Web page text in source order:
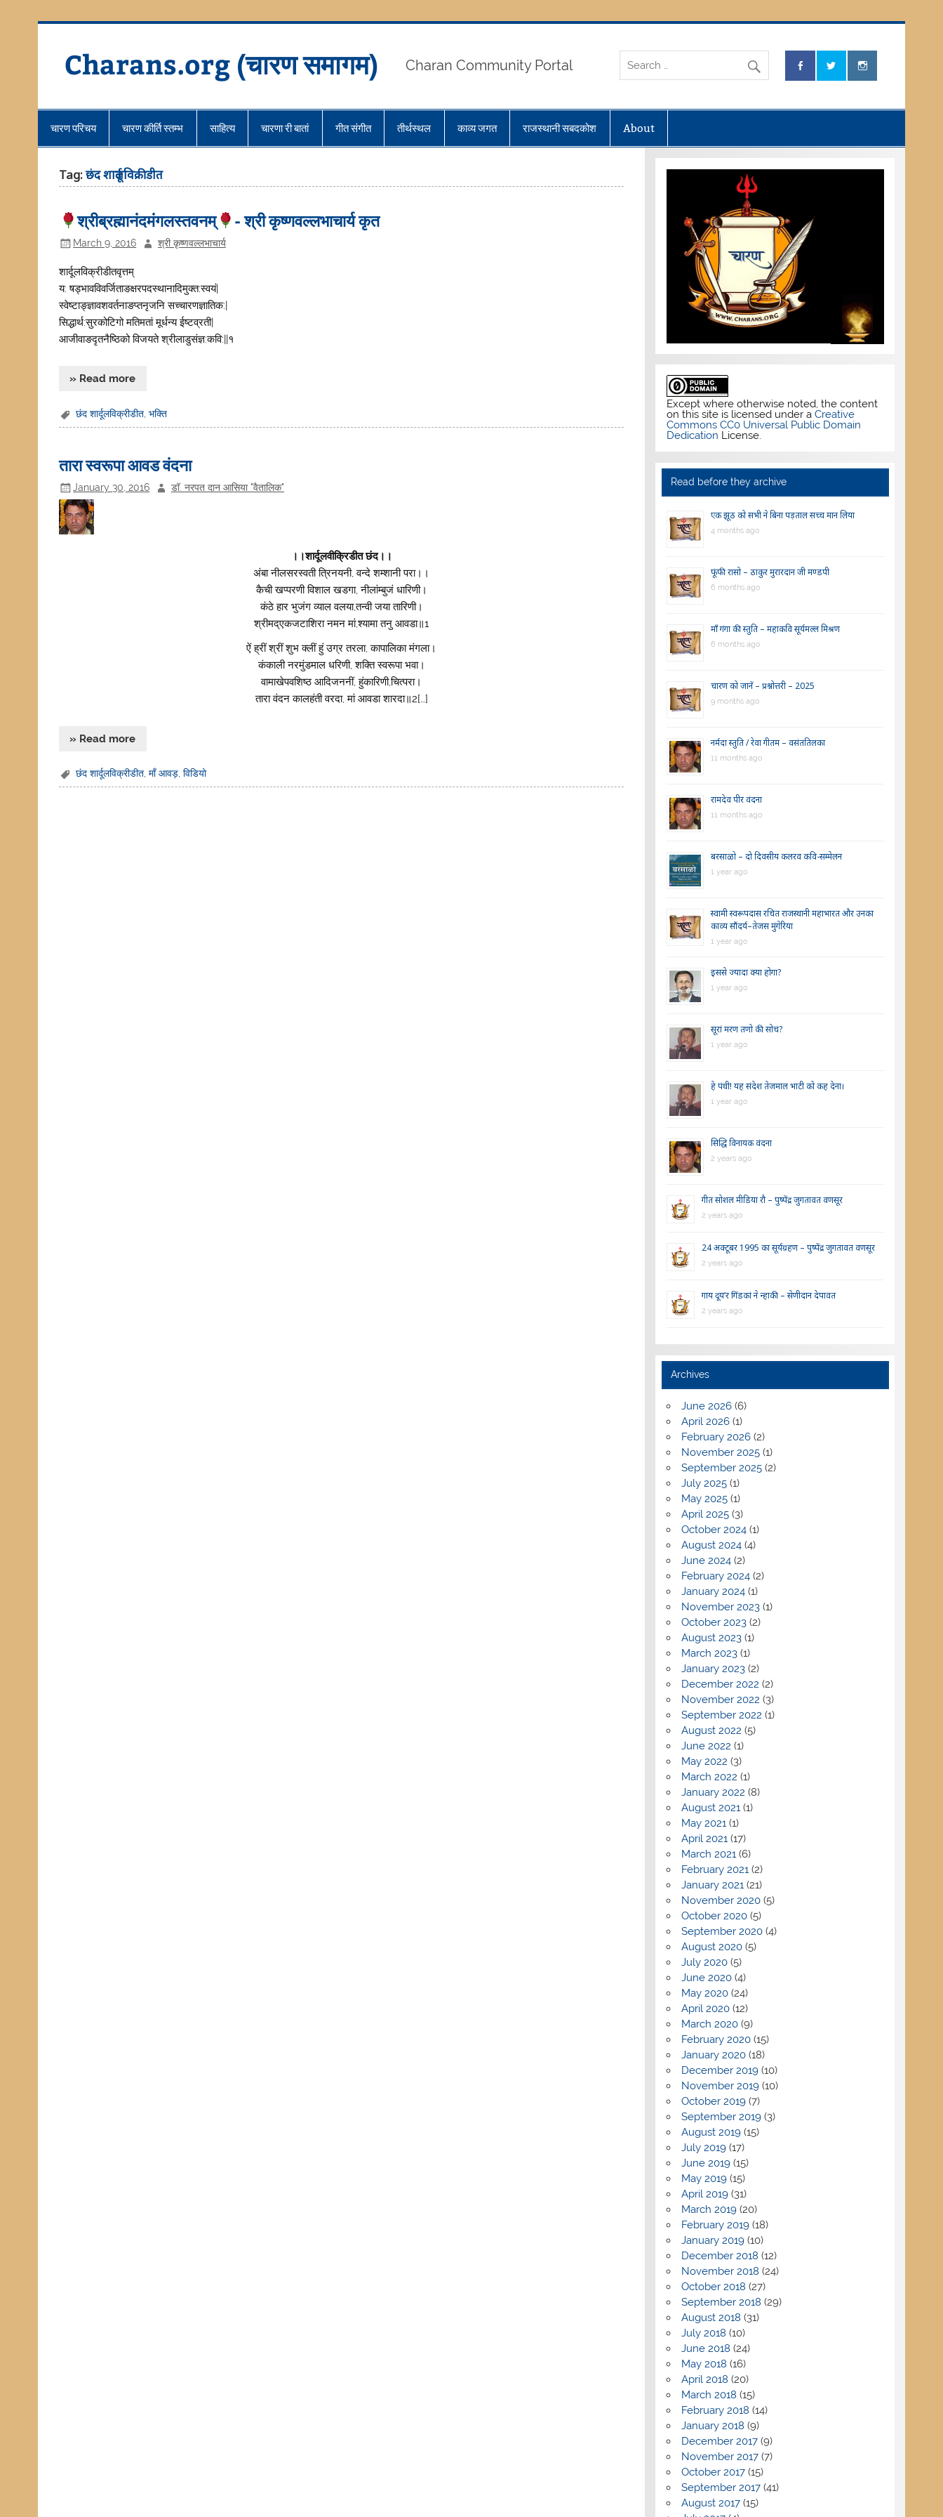
Charans.org (चारण समागम) Charan Community Portal
चारण परिचय चारण कीर्ति स्तम्भ साहित्य चारणा री बातां गीत संगीत तीर्थस्थल काव्य जगत राजस्थानी सबदकोश About
Tag:छंद शार्दूलविक्रीडीत
श्रीब्रह्मानंदमंगलस्तवनम् - श्री कृष्णवल्लभाचार्य कृत
March 9, 2016 श्री कृष्णवल्लभाचार्य
शार्दूलविक्रीडीतवृत्तम्
य: षड्भावविवर्जिताङक्षरपदस्थानादिमुक्त:स्वयं|
स्वेष्टाङ्ज्ञावशवर्तनाङप्तनृजनि सच्चारणज्ञातिक:|
सिद्धार्थ:सुरकोटिगो मतिमतां मूर्धन्य ईष्टव्रती|
आजीवाङदृतनैष्ठिको विजयते श्रीलाडुसंज्ञ:कवि:||१
» Read more
छंद शार्दूलविक्रीडीत ,भक्ति
तारा स्वरूपा आवड वंदना
January 30, 2016 डॉ. नरपत दान आसिया "वैतालिक"
।।शार्दूलवीक्रिडीत छंद।।
अंबा नीलसरस्वती त्रिनयनी, वन्दे शम्शानी परा।।
कैची खप्परणी विशाल खडगा, नीलांम्बुजं धारिणी।
कंठे हार भुजंग व्याल वलया,तन्वी जया तारिणी।
श्रीमद्एकजटाशिरा नमन मां,श्यामा तनु आवडा॥1
ऐं ह्रीं श्रीं शुभ क्लीं हुं उग्र तरला, कापालिका मंगला।
कंकाली नरमुंडमाल धरिणी, शक्ति स्वरूपा भवा।
वामाखेपवशिष्ठ आदिजननीं, हुंकारिणी,चित्परा।
तारा वंदन कालहंती वरदा, मां आवडा शारदा॥2[…]
» Read more
छंद शार्दूलविक्रीडीत ,माँ आवड़ ,विडियो
Except where otherwise noted, the content
on this site is licensed under a Creative
Commons CC0 Universal Public Domain
Dedication License.
Read before they archive
एक झूठ को सभी ने बिना पड़ताल सच्च मान लिया
4 months ago
फूंफी रासो – ठाकुर मुरारदान जी मण्डपी
6 months ago
माँ गंगा की स्तुति – महाकवि सूर्यमल्ल मिश्रण
6 months ago
चारण को जानें – प्रश्नोत्तरी – 2025
9 months ago
नर्मदा स्तुति / रेवा गीतम – वसंततिलका
11 months ago
रामदेव पीर वंदना
11 months ago
बरसाळो – दो दिवसीय कलरव कवि-सम्मेलन
1 year ago
स्वामी स्वरूपदास रचित राजस्थानी महाभारत और उनका
काव्य सौंदर्य–तेजस मुंगेरिया
1 year ago
इससे ज्यादा क्या होगा?
1 year ago
सूरां मरण तणो की सोच?
1 year ago
हे पंथी! यह संदेश तेजमाल भाटी को कह देना।
1 year ago
सिद्धि विनायक वंदना
2 years ago
गीत सोशल मीडिया रौ – पुष्पेंद्र जुगतावत वणसूर
2 years ago
24 अक्टूबर 1995 का सूर्यग्रहण – पुष्पेंद्र जुगतावत वणसूर
2 years ago
गाय दूय’र गिंडकां ने न्हाकी – सेणीदान देपावत
2 years ago
Archives
June 2026(6)
April 2026(1)
February 2026(2)
November 2025(1)
September 2025(2)
July 2025(1)
May 2025(1)
April 2025(3)
October 2024(1)
August 2024(4)
June 2024(2)
February 2024(2)
January 2024(1)
November 2023(1)
October 2023(2)
August 2023(1)
March 2023(1)
January 2023(2)
December 2022 (2)
November 2022 (3)
September 2022 (1)
August 2022 (5)
June 2022 (1)
May 2022 (3)
March 2022 (1)
January 2022 (8)
August 2021(1)
May 2021(1)
April 2021(17)
March 2021(6)
February 2021(2)
January 2021(21)
November 2020(5)
October 2020(5)
September 2020(4)
August 2020(5)
July 2020(5)
June 2020(4)
May 2020(24)
April 2020(12)
March 2020(9)
February 2020(15)
January 2020(18)
December 2019(10)
November 2019(10)
October 2019(7)
September 2019(3)
August 2019(15)
July 2019(17)
June 2019(15)
May 2019(15)
April 2019(31)
March 2019(20)
February 2019(18)
January 2019(10)
December 2018 (12)
November 2018 (24)
October 2018 (27)
September 2018 (29)
August 2018 (31)
July 2018 (10)
June 2018 (24)
May 2018 (16)
April 2018 (20)
March 2018 (15)
February 2018 (14)
January 2018 (9)
December 2017(9)
November 2017(7)
October 2017(15)
September 2017(41)
August 2017(15)